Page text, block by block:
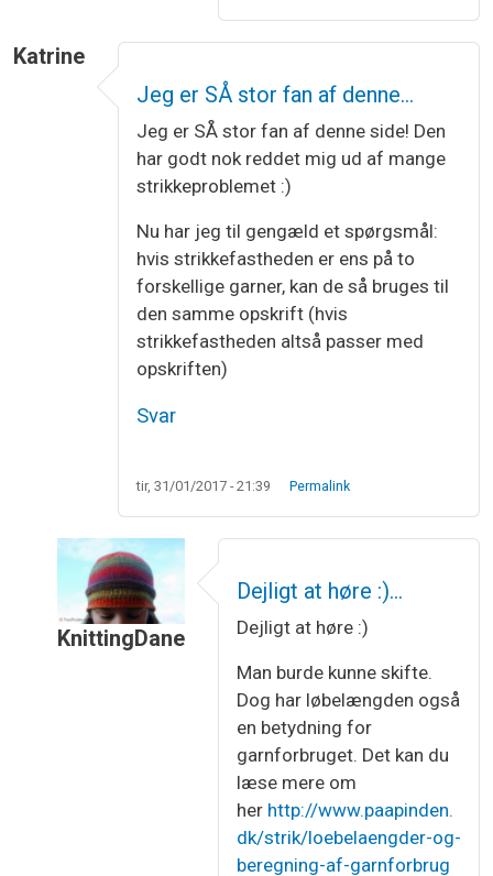
Katrine
Jeg er SÅ stor fan af denne…
Jeg er SÅ stor fan af denne side! Den
har godt nok reddet mig ud af mange
strikkeproblemet :)
Nu har jeg til gengæld et spørgsmål:
hvis strikkefastheden er ens på to
forskellige garner, kan de så bruges til
den samme opskrift (hvis
strikkefastheden altså passer med
opskriften)
Svar
tir, 31/01/2017 - 21:39 Permalink
KnittingDane
Jeg er SÅ stor fan af denne…af
Dejligt at høre :)…
Dejligt at høre :)
Man burde kunne skifte.
Dog har løbelængden også
en betydning for
garnforbruget. Det kan du
læse mere om
her http://www.paapinden.
dk/strik/loebelaengder-og-
beregning-af-garnforbrug